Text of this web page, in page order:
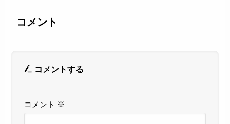
コメント
コメントする
コメント ※